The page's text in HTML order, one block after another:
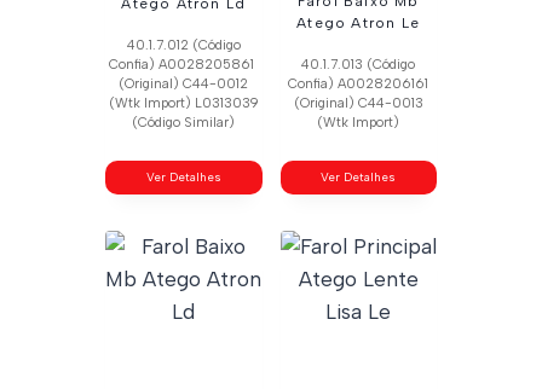
40.1.7.012 (Código
Confia) A0028205861
(Original) C44-0012
(Wtk Import) L0313039
(Código Similar)
Ver Detalhes
Atego Atron Le
40.1.7.013 (Código
Confia) A0028206161
(Original) C44-0013
(Wtk Import)
Ver Detalhes